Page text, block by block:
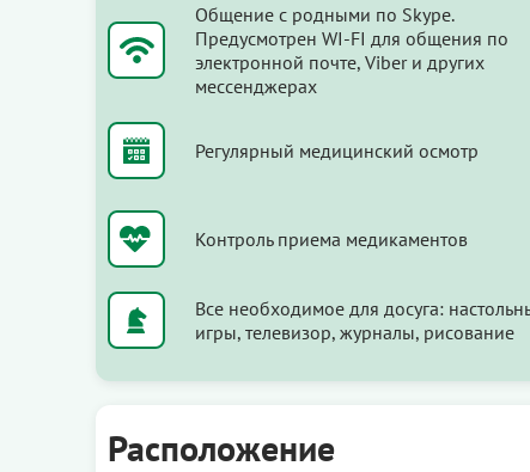
Общение с родными по Skype.
Предусмотрен WI-FI для общения по
электронной почте, Viber и других
мессенджерах
Регулярный медицинский осмотр
Контроль приема медикаментов
Все необходимое для досуга:
игры, телевизор, журналы, рисование
Расположение